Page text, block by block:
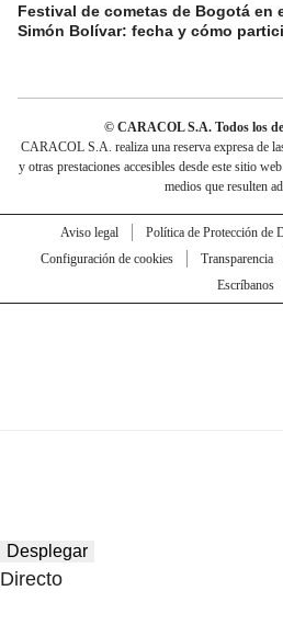
Festival de cometas de Bogotá en
Simón Bolívar: fecha y cómo
© CARACOL S.A. Todos los
CARACOL S.A. realiza una reserva expresa de
y otras prestaciones accesibles desde este sitio
medios que resulten
Aviso legal Política de Protección de
Configuración de cookies
Transparencia
Escríbanos
Desplegar
Directo